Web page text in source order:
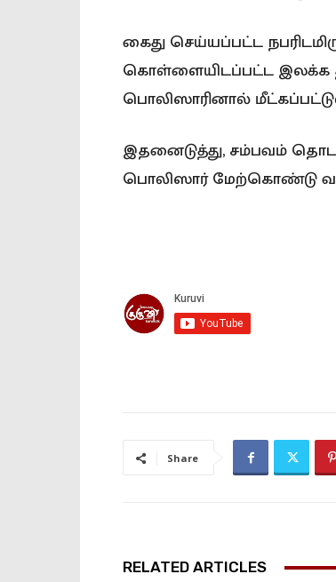
கைது செய்யப்பட்ட
கொள்ளையிடப்பட்ட இலக்க
பொலிஸாரினால்
இதனைடுத்து, சம்பவம்
பொலிஸார் மேற்கொண்டு
Share
RELATED ARTICLES